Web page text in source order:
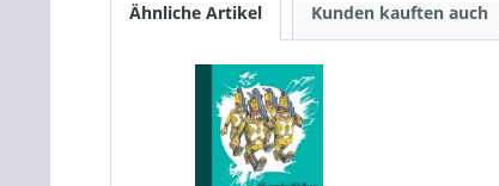
Ähnliche Artikel Kunden kauften auch